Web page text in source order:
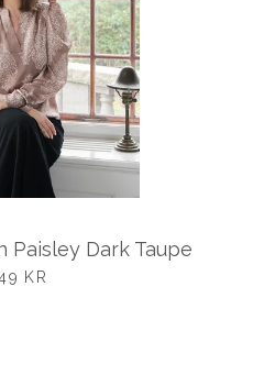
Paisley Dark Taupe
KR